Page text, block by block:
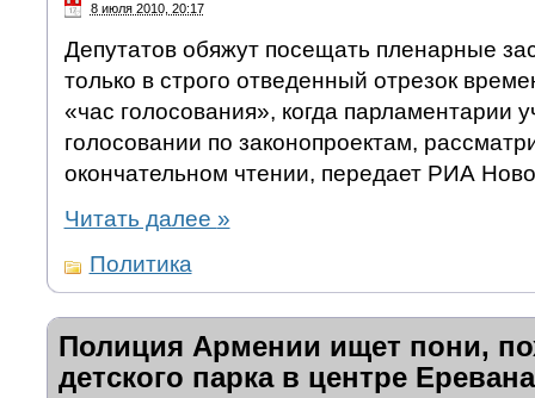
8 июля 2010, 20:17
Депутатов обяжут посещать пленарные
только в строго отведенный отрезок
«час голосования», когда парламентарии
голосовании по законопроектам,
окончательном чтении, передает РИА
Читать далее »
Политика
Полиция Армении ищет пони,
детского парка в центре Еревана